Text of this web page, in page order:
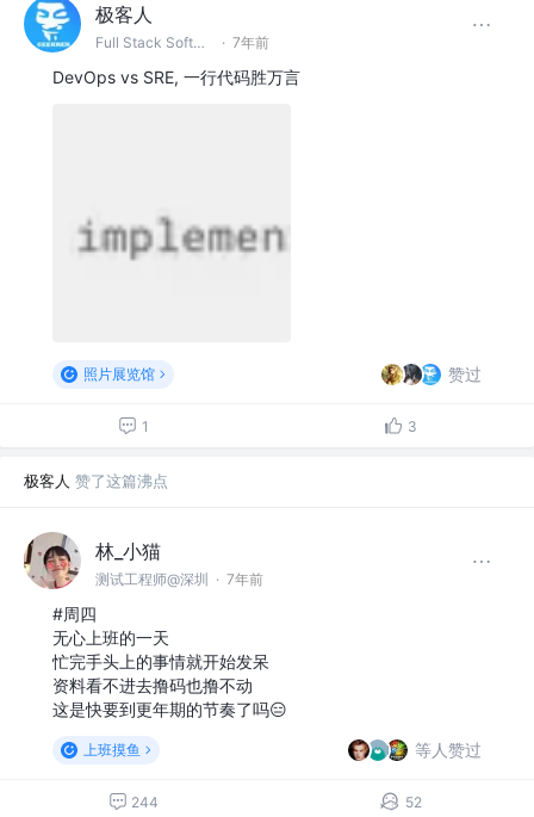
极客人
Full Stack Software Engineer & DevOps @字节跳动 · 7年前
DevOps vs SRE, 一行代码胜万言
照片展览馆 赞过
1 3
极客人 赞了这篇沸点
林_小猫
测试工程师@深圳 · 7年前
#周四
无心上班的一天
忙完手头上的事情就开始发呆
资料看不进去撸码也撸不动
这是快要到更年期的节奏了吗😑
上班摸鱼 等人赞过
244 52